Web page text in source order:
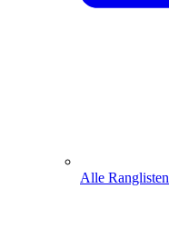
Alle Ranglisten